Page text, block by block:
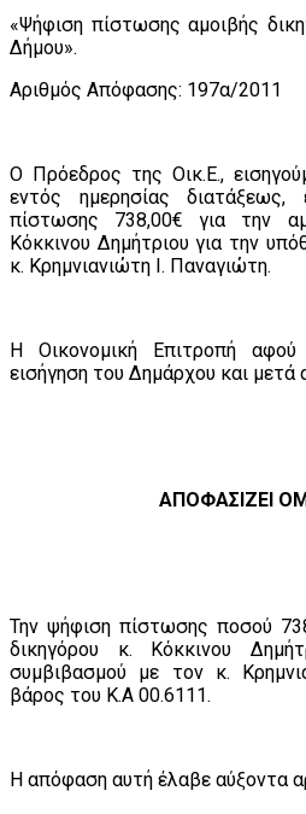
«Ψήφιση πίστωσης αμοιβής
Δήμου».
Αριθμός Απόφασης: 197α/2011
Ο Πρόεδρος της Οικ.Ε.,
εντός ημερησίας διατάξεως,
πίστωσης 738,00€ για την
Κόκκινου Δημήτριου για την
κ. Κρημνιανιώτη Ι. Παναγιώτη.
Η Οικονομική Επιτροπή
εισήγηση του Δημάρχου και μετά
ΑΠΟΦΑΣΙΖΕΙ
Την ψήφιση πίστωσης ποσού
δικηγόρου κ. Κόκκινου
συμβιβασμού με τον κ.
βάρος του Κ.Α 00.6111.
Η απόφαση αυτή έλαβε αύξοντα